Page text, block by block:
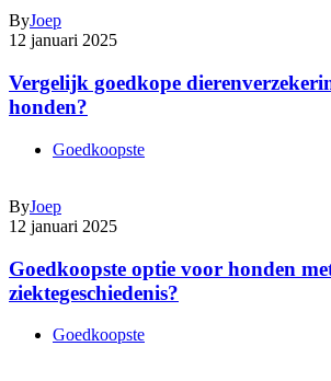
ByJoep
12 januari 2025
Vergelijk goedkope
honden?
Goedkoopste
ByJoep
12 januari 2025
Goedkoopste optie voor honden
ziektegeschiedenis?
Goedkoopste